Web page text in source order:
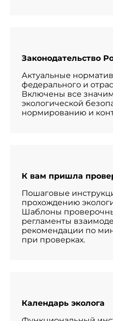
Законодательство
Актуальные
федерального и
Включены все
экологической
нормированию и
К вам пришла
Пошаговые
прохождению
Шаблоны
регламенты
рекомендации по
при проверках.
Календарь эколога